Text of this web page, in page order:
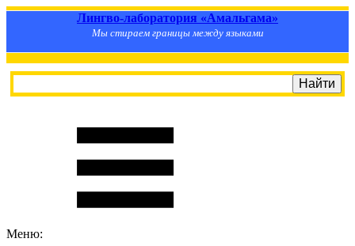
Лингво-лаборатория «Амальгама»
Мы стираем границы между языками
Меню: